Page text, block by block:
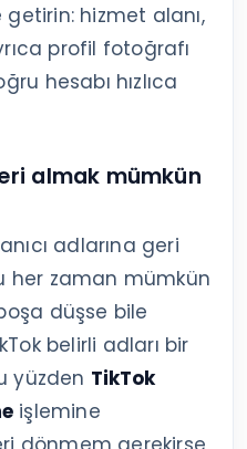
getirin: hizmet alanı,
profil fotoğrafı
hesabı hızlıca
almak mümkün
adlarına geri
her zaman mümkün
düşse bile
belirli adları bir
yüzden TikTok
işlemine